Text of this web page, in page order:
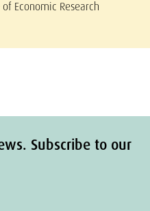
Economic Research
Subscribe to our